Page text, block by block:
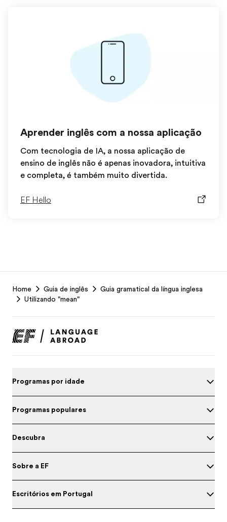
Aprender inglês com a nossa aplicação
Com tecnologia de IA, a nossa aplicação de
ensino de inglês não é apenas inovadora, intuitiva
e completa, é também muito divertida.
EF Hello
Footer
Home Guia de inglês
Guia gramatical da língua inglesa
Utilizando "mean"
Programas por idade
Programas populares
Descubra
Sobre a EF
Escritórios em Portugal